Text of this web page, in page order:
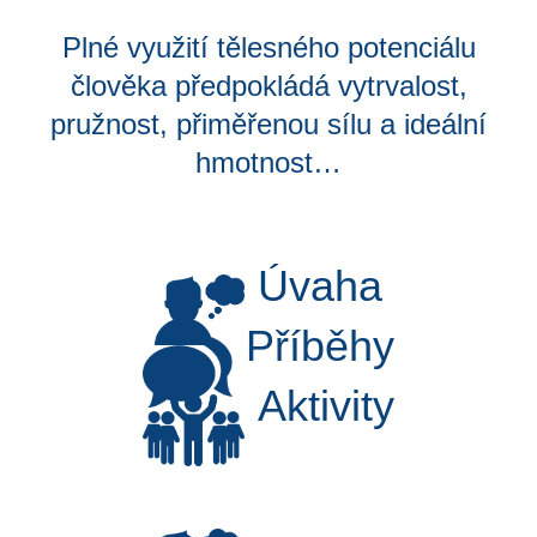
Plné využití tělesného potenciálu
člověka předpokládá vytrvalost,
pružnost, přiměřenou sílu a ideální
hmotnost…
Úvaha
Příběhy
Aktivity